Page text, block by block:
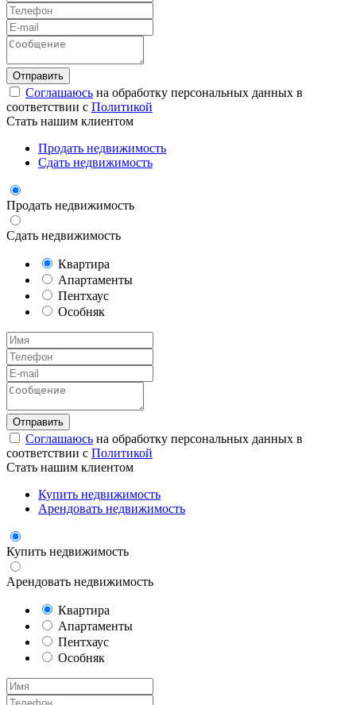
Соглашаюсь на обработку персональных данных в
соответствии с Политикой
Стать нашим клиентом
Продать недвижимость
Сдать недвижимость
Продать недвижимость
Сдать недвижимость
Квартира
Апартаменты
Пентхаус
Особняк
Соглашаюсь на обработку персональных данных в
соответствии с Политикой
Стать нашим клиентом
Купить недвижимость
Арендовать недвижимость
Купить недвижимость
Арендовать недвижимость
Квартира
Апартаменты
Пентхаус
Особняк